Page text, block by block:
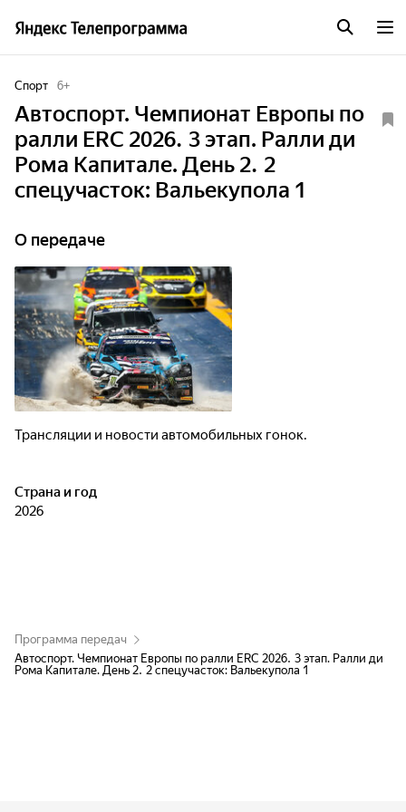
Спорт 6+
Автоспорт. Чемпионат Европы по
ралли ERC 2026. 3 этап. Ралли ди
Рома Капитале. День 2. 2
спецучасток: Вальекупола 1
О передаче
Трансляции и новости автомобильных гонок.
Страна и год
2026
Программа передач
Автоспорт. Чемпионат Европы по ралли ERC 2026. 3 этап. Ралли ди
Рома Капитале. День 2. 2 спецучасток: Вальекупола 1